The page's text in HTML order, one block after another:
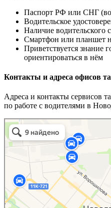
Паспорт РФ или СНГ
Водительское
Наличие водительского
Смартфон или планшет
Приветствуется знание
ориентироваться в нём
Контакты и адреса офисов
Адреса и контакты сервисов
по работе с водителями в